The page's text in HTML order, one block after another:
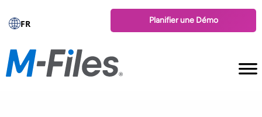
FR Planifier une Démo